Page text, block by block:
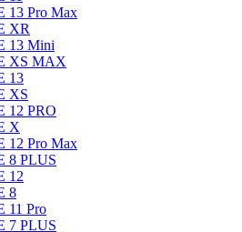
13 Pro Max
XR
13 Mini
XS MAX
13
XS
12 PRO
X
12 Pro Max
8 PLUS
12
8
11 Pro
7 PLUS